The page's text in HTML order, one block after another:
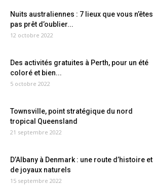
Nuits australiennes : 7 lieux que vous n’êtes
pas prêt d’oublier...
12 octobre 2022
Des activités gratuites à Perth, pour un été
coloré et bien...
5 octobre 2022
Townsville, point stratégique du nord
tropical Queensland
21 septembre 2022
D’Albany à Denmark : une route d’histoire et
de joyaux naturels
15 septembre 2022